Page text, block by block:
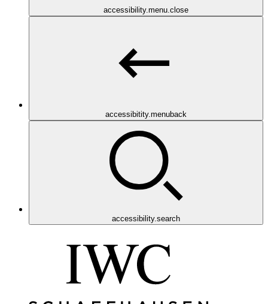
accessibility.menu.close
accessibitity.menuback
accessibility.search